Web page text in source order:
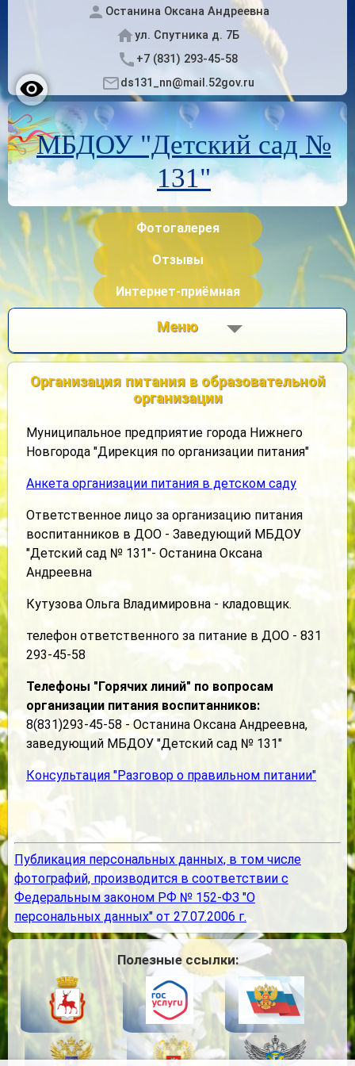
Останина Оксана Андреевна
ул. Спутника д. 7Б
+7 (831) 293-45-58
ds131_nn@mail.52gov.ru
МБДОУ "Детский сад №
131"
Фотогалерея
Отзывы
Интернет-приёмная
Меню
Организация питания в образовательной
организации
Муниципальное предприятие города Нижнего
Новгорода "Дирекция по организации питания"
Анкета организации питания в детском саду
Ответственное лицо за организацию питания
воспитанников в ДОО - Заведующий МБДОУ
"Детский сад № 131"- Останина Оксана
Андреевна
Кутузова Ольга Владимировна - кладовщик.
телефон ответственного за питание в ДОО - 831
293-45-58
Телефоны "Горячих линий" по вопросам
организации питания воспитанников:
8(831)293-45-58 - Останина Оксана Андреевна,
заведующий МБДОУ "Детский сад № 131"
Консультация "Разговор о правильном питании"
Публикация персональных данных, в том числе
фотографий, производится в соответствии с
Федеральным законом РФ № 152-ФЗ "О
персональных данных" от 27.07.2006 г.
Полезные ссылки: